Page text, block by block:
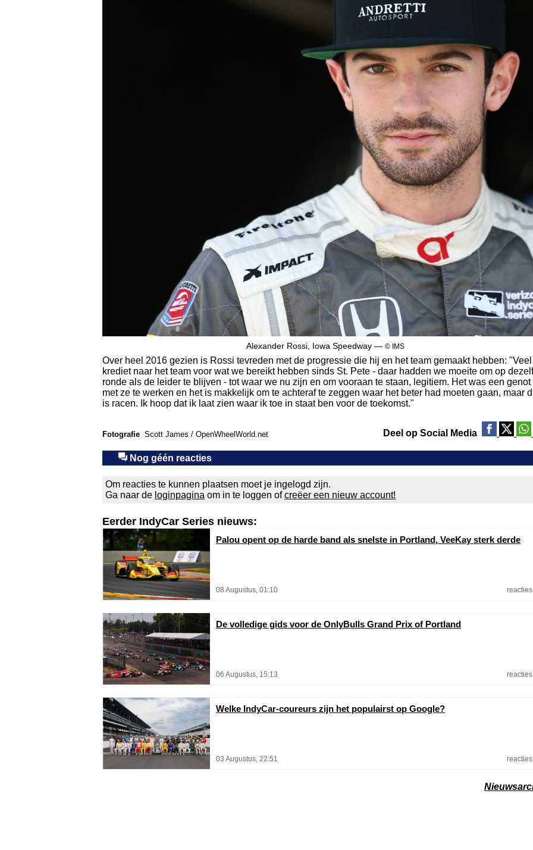
Alexander Rossi, Iowa Speedway — © IMS
Over heel 2016 gezien is Rossi tevreden met de progressie die hij en het team gemaakt hebben: "Veel
krediet naar het team voor wat we bereikt hebben sinds St. Pete - daar hadden we moeite om op
ronde als de leider te blijven - tot waar we nu zijn en om vooraan te staan, legitiem. Het was een genot
met ze te werken en het is makkelijk om te achteraf te zeggen waar het beter had moeten gaan, maar
is racen. Ik hoop dat ik laat zien waar ik toe in staat ben voor de toekomst."
Fotografie Scott James / OpenWheelWorld.net Deel op Social Media
Nog géén reacties
Om reacties te kunnen plaatsen moet je ingelogd zijn.
Ga naar de loginpagina om in te loggen ofcreëer een nieuw account!
Eerder IndyCar Series nieuws:
Palou opent op de harde band als snelste in Portland, VeeKay sterk derde
08 Augustus, 01:10
De volledige gids voor de OnlyBulls Grand Prix of Portland
06 Augustus, 15:13
Welke IndyCar-coureurs zijn het populairst op Google?
03 Augustus, 22:51